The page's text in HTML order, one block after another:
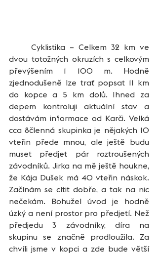
dvou totožných okruzích s celkovým
převýšením 1 100 m. Hodně
zjednodušeně lze trať popsat 11 km
do kopce a 5 km dolů. Ihned za
depem kontroluji aktuální stav a
dostávám informace od Karči. Velká
cca 8členná skupinka je nějakých 10
vteřin přede mnou, ale ještě budu
muset předjet pár roztroušených
závodníků. Jirka na mě ještě houkne,
že Kája Dušek má 40 vteřin náskok.
Začínám se cítit dobře, a tak na nic
nečekám. Bohužel úvod je hodně
úzký a není prostor pro předjetí. Než
předjedu 3 závodníky, díra na
skupinu se značně prodloužila. Za
chvíli jsme v kopci a zde bude větší